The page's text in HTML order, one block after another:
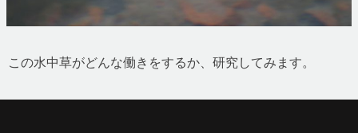
この水中草がどんな働きをするか、研究してみます。